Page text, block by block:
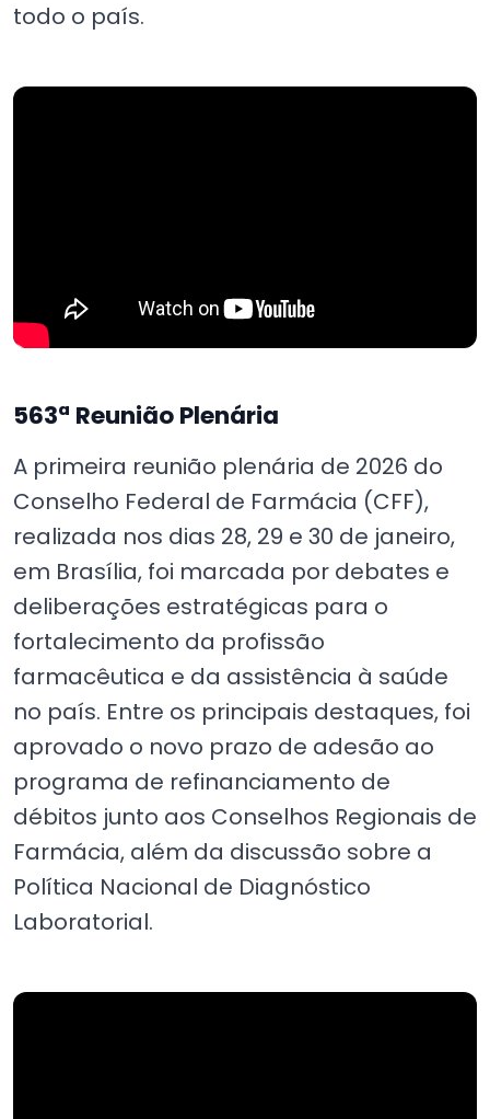
todo o país.
563ª Reunião Plenária
A primeira reunião plenária de 2026 do
Conselho Federal de Farmácia (CFF),
realizada nos dias 28, 29 e 30 de janeiro,
em Brasília, foi marcada por debates e
deliberações estratégicas para o
fortalecimento da profissão
farmacêutica e da assistência à saúde
no país. Entre os principais destaques, foi
aprovado o novo prazo de adesão ao
programa de refinanciamento de
débitos junto aos Conselhos Regionais de
Farmácia, além da discussão sobre a
Política Nacional de Diagnóstico
Laboratorial.